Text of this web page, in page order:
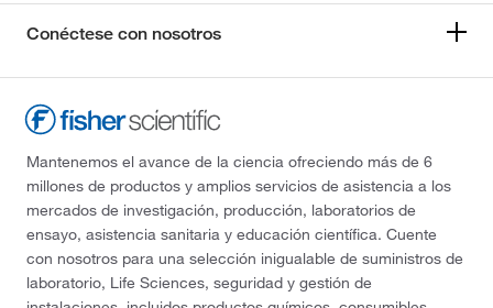
Conéctese con nosotros
Mantenemos el avance de la ciencia ofreciendo más de 6
millones de productos y amplios servicios de asistencia a los
mercados de investigación, producción, laboratorios de
ensayo, asistencia sanitaria y educación científica. Cuente
con nosotros para una selección inigualable de suministros de
laboratorio, Life Sciences, seguridad y gestión de